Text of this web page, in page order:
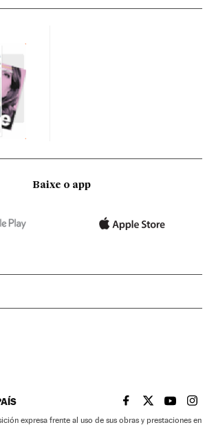
Baixe o app
EL PAÍS BRASIL EN
EL PAÍSEL PAÍS
EL
expresa frente al uso de sus obras y prestaciones en